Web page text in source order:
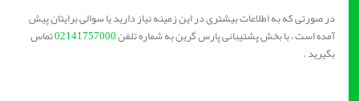
در صورتی که به اطلاعات بیشتری در این زمینه نیاز دارید یا سوالی برایتان پیش
آمده است ، با بخش پشتیبانی پارس گرین به شماره تلفن02141757000تماس
بگیرید .